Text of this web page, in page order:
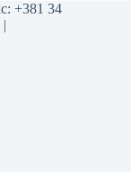
+381 34
|